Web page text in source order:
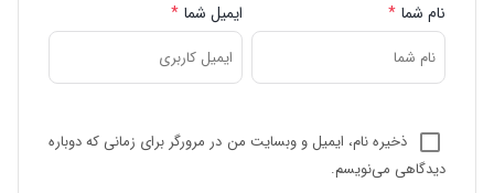
نام شما * ایمیل شما *
ذخیره نام، ایمیل و وبسایت من در مرورگر برای زمانی که دوباره
دیدگاهی می‌نویسم.